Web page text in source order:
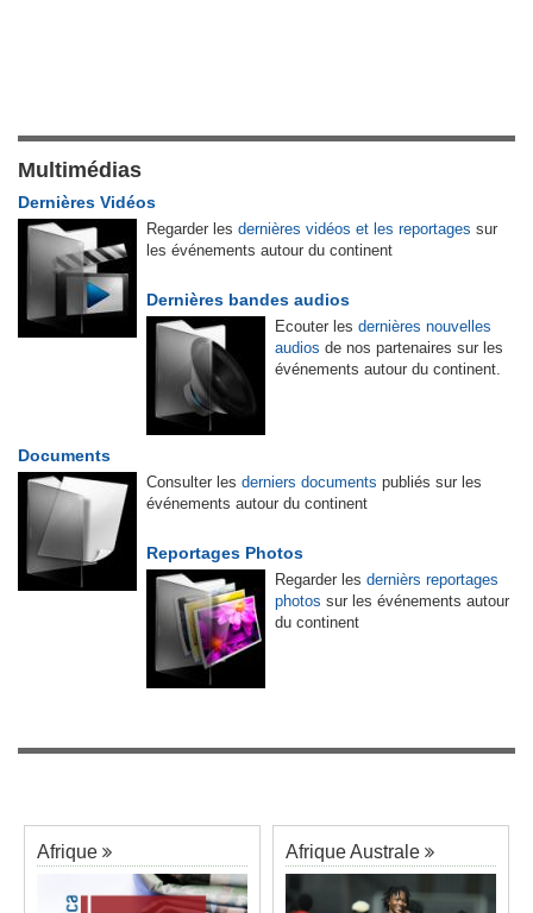
Multimédias
Dernières Vidéos
Regarder les dernières vidéos et les reportages sur
les événements autour du continent
Dernières bandes audios
Ecouter les dernières nouvelles
audios de nos partenaires sur les
événements autour du continent.
Documents
Consulter les derniers documents publiés sur les
événements autour du continent
Reportages Photos
Regarder les dernièrs reportages
photos sur les événements autour
du continent
Afrique Afrique Australe